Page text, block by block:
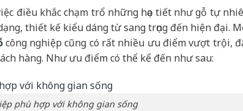
điều khắc chạm trổ những họa tiết như gỗ tự
thiết kế kiểu dáng từ sang trọng đến hiện đại.
công nghiệp cũng có rất nhiều ưu điểm vượt trội,
hàng. Như ưu điểm có thể kể đến như sau:
phù hợp với không gian sống